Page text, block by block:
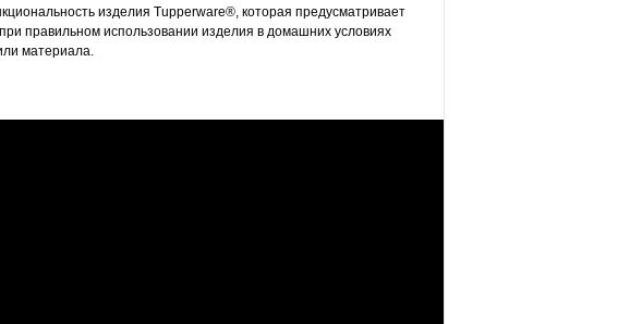
изделия Tupperware®, которая предусматривает
правильном использовании изделия в домашних условиях
материала.